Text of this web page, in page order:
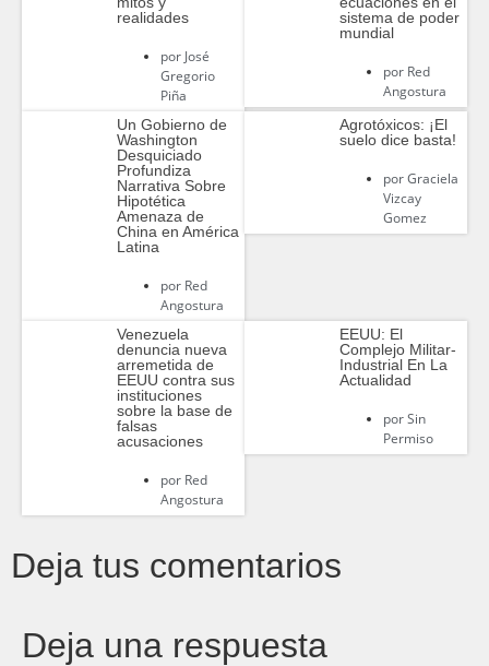
realidades
porJosé
Gregorio
Piña
sistema de poder
mundial
porRed
Angostura
Un Gobierno de
Washington
Desquiciado
Profundiza
Narrativa Sobre
Hipotética
Amenaza de
China en América
Latina
porRed
Angostura
Agrotóxicos: ¡El
suelo dice basta!
porGraciela
Vizcay
Gomez
Venezuela
denuncia nueva
arremetida de
EEUU contra sus
instituciones
sobre la base de
falsas
acusaciones
porRed
Angostura
EEUU: El
Complejo Militar-
Industrial En La
Actualidad
porSin
Permiso
Deja tus comentarios
Deja una respuesta